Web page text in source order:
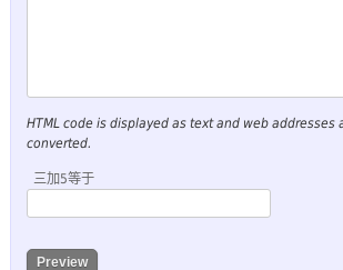
HTML code is displayed as text and web addresses
converted.
三加5等于